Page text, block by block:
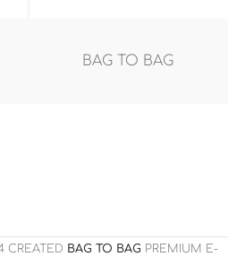
BAG TO BAG
CREATED BAG TO BAG PREMIUM E-